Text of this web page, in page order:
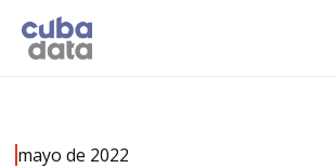
mayo de 2022